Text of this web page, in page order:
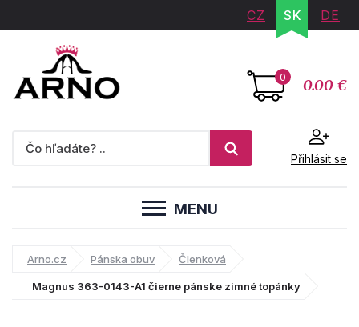
CZ SK DE
0 0.00 €
Přihlásit se
MENU
Arno.cz Pánska obuv Členková
Magnus 363-0143-A1 čierne pánske zimné topánky